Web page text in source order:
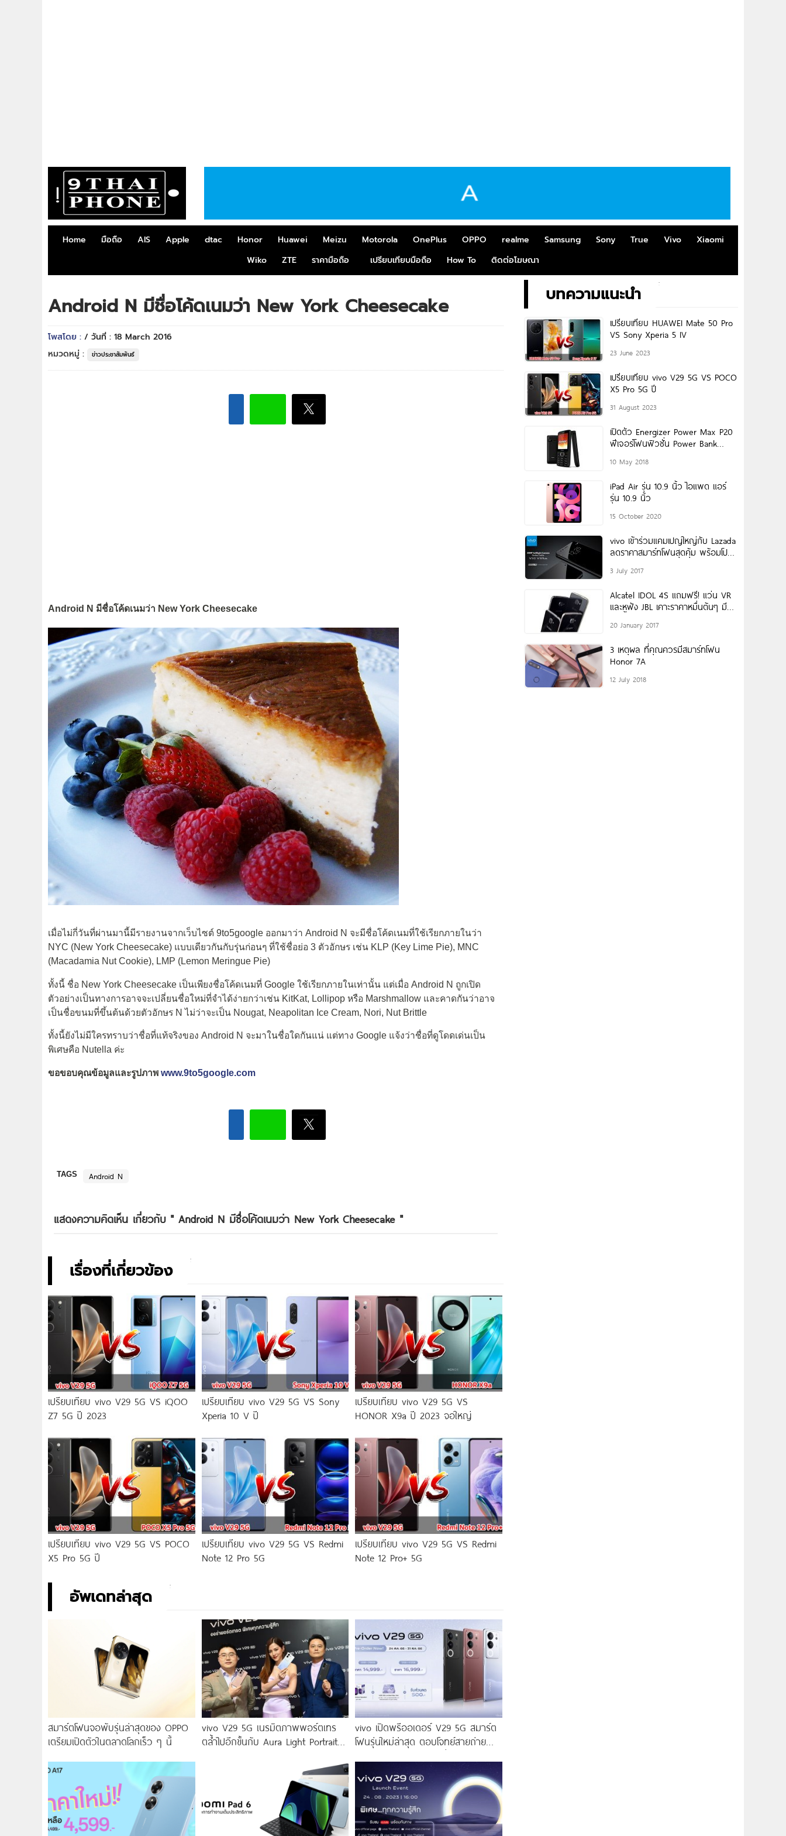
Home มือถือ AIS Apple dtac Honor Huawei Meizu Motorola OnePlus OPPO realme Samsung Sony True Vivo
Xiaomi
Wiko
ZTE ราคามือถือ เปรียบเทียบมือถือ How To ติดต่อโฆษณา
Android N มีชื่อโค้ดเนมว่า New York Cheesecake
โพสโดย : / วันที่ : 18 March 2016
หมวดหมู่ :
ข่าวประชาสัมพันธ์
Android N มีชื่อโค้ดเนมว่า New York Cheesecake
เมื่อไม่กี่วันที่ผ่านมานี้มีรายงานจากเว็บไซต์ 9to5google ออกมาว่า Android N จะมีชื่อโค้ดเนมที่ใช้เรียกภายในว่า
NYC (New York Cheesecake) แบบเดียวกันกับรุ่นก่อนๆ ที่ใช้ชื่อย่อ 3 ตัวอักษร เช่น KLP (Key Lime Pie), MNC
(Macadamia Nut Cookie), LMP (Lemon Meringue Pie)
ทั้งนี้ ชื่อ New York Cheesecake เป็นเพียงชื่อโค้ดเนมที่ Google ใช้เรียกภายในเท่านั้น แต่เมื่อ Android N ถูกเปิด
ตัวอย่างเป็นทางการอาจจะเปลี่ยนชื่อใหม่ที่จำได้ง่ายกว่าเช่น KitKat, Lollipop หรือ Marshmallow และคาดกันว่าอาจ
เป็นชื่อขนมที่ขึ้นต้นด้วยตัวอักษร N ไม่ว่าจะเป็น Nougat, Neapolitan Ice Cream, Nori, Nut Brittle
ทั้งนี้ยังไม่มีใครทราบว่าชื่อที่แท้จริงของ Android N จะมาในชื่อใดกันแน่ แต่ทาง Google แจ้งว่าชื่อที่ดูโดดเด่นเป็น
พิเศษคือ Nutella ค่ะ
ขอขอบคุณข้อมูลและรูปภาพ www.9to5google.com
TAGS Android N
แสดงความคิดเห็น เกี่ยวกับ " Android N มีชื่อโค้ดเนมว่า New York Cheesecake"
เรื่องที่เกี่ยวข้อง
เปรียบเทียบ vivo V29 5G VS iQOO
Z7 5G ปี 2023
เปรียบเทียบ vivo V29 5G VS Sony
Xperia 10 V ปี
เปรียบเทียบ vivo V29 5G VS
HONOR X9a ปี 2023 จอใหญ่
เปรียบเทียบ vivo V29 5G VS POCO
X5 Pro 5G ปี
เปรียบเทียบ vivo V29 5G VS Redmi
Note 12 Pro 5G
เปรียบเทียบ vivo V29 5G VS Redmi
Note 12 Pro+ 5G
อัพเดทล่าสุด
สมาร์ตโฟนจอพับรุ่นล่าสุดของ OPPO
เตรียมเปิดตัวในตลาดโลกเร็ว ๆ นี้
vivo V29 5G เนรมิตภาพพอร์ตเทร
ตล้ำไปอีกขั้นกับ Aura Light Portrait
vivo เปิดพรีออเดอร์ V29 5G สมาร์ต
โฟนรุ่นใหม่ล่าสุด ตอบโจทย์สายถ่าย
14,999 บาท จัดเต็มกับโปรโมชันพิเศษ
ก่อนใคร
บทความแนะนำ
เปรียบเทียบ HUAWEI Mate 50 Pro
VS Sony Xperia 5 IV
23 June 2023
เปรียบเทียบ vivo V29 5G VS POCO
X5 Pro 5G ปี
31 August 2023
เปิดตัว Energizer Power Max P20
ฟีเจอร์โฟนฟิวชั่น Power Bank
10 May 2018
iPad Air รุ่น 10.9 นิ้ว ไอแพด แอร์
รุ่น 10.9 นิ้ว
15 October 2020
vivo เข้าร่วมแคมเปญใหญ่กับ Lazada
ลดราคาสมาร์ทโฟนสุดคุ้ม พร้อมโปร
3 July 2017
Alcatel IDOL 4S แถมฟรี! แว่น VR
และหูฟัง JBL เคาะราคาหมื่นต้นๆ มี
20 January 2017
3 เหตุผล ที่คุณควรมีสมาร์ทโฟน
Honor 7A
12 July 2018